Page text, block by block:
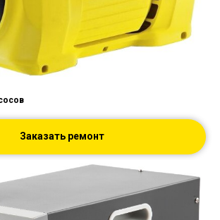
Заказать ремонт